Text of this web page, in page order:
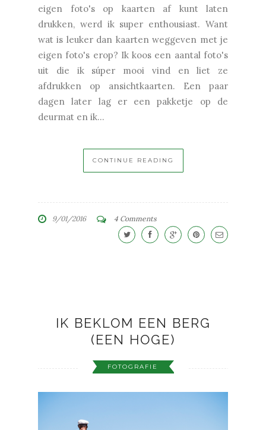
eigen foto's op kaarten af kunt laten
drukken, werd ik super enthousiast. Want
wat is leuker dan kaarten weggeven met je
eigen foto's erop? Ik koos een aantal foto's
uit die ik súper mooi vind en liet ze
afdrukken op ansichtkaarten. Een paar
dagen later lag er een pakketje op de
deurmat en ik...
CONTINUE READING
9/01/2016 4 Comments
IK BEKLOM EEN BERG
(EEN HOGE)
FOTOGRAFIE